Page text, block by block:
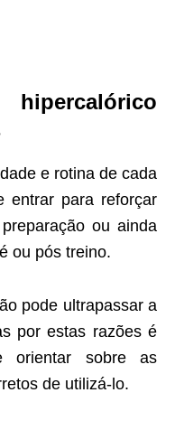
e rotina de cada
entrar para reforçar
ou ainda
ou pós treino.
pode ultrapassar a
por estas razões é
orientar sobre as
de utilizá-lo.